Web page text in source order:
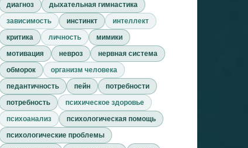
диагноз
дыхательная гимнастика
зависимость
инстинкт
интеллект
критика
личность
мимики
мотивация
невроз
нервная система
обморок
организм человека
педантичность
пейн
потребности
потребность
психическое здоровье
психоанализ
психологическая помощь
психологические проблемы